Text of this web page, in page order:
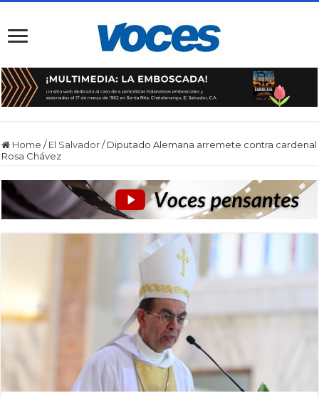
Home / El Salvador / Diputado Alemana arremete contra cardenal
Rosa Chávez